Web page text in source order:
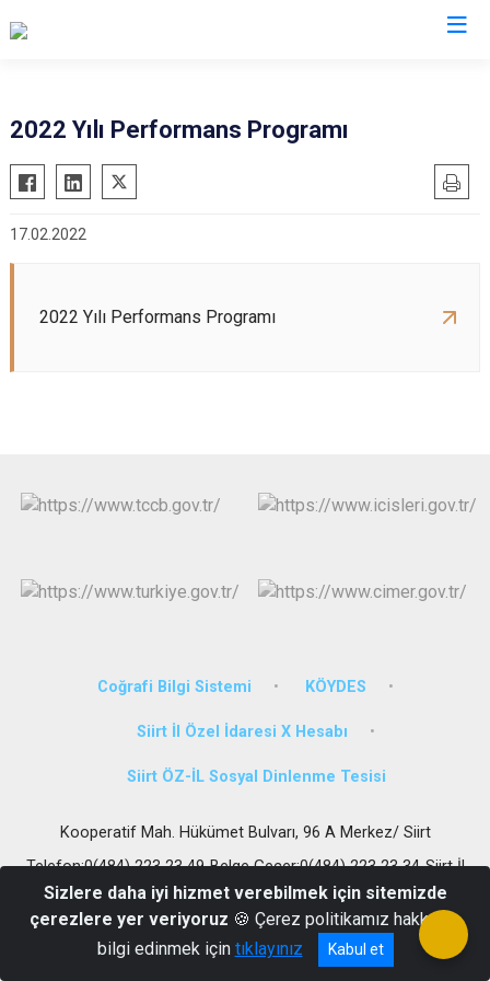
2022 Yılı Performans Programı
17.02.2022
2022 Yılı Performans Programı
Coğrafi Bilgi Sistemi KÖYDES
Siirt İl Özel İdaresi X Hesabı
Siirt ÖZ-İL Sosyal Dinlenme Tesisi
Kooperatif Mah. Hükümet Bulvarı, 96 A Merkez/ Siirt
Telefon:0(484) 223 23 49-Belge Geçer:0(484) 223 23 34-Siirt İl
Özel İdaresi Sosyal Tesisleri Tel.:0(484)254 20 30
Sizlere daha iyi hizmet verebilmek için sitemizde
çerezlere yer veriyoruz 🍪 Çerez politikamız hakkında
bilgi edinmek için tıklayınız Kabul et